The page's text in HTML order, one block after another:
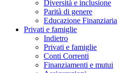
Diversità e inclusione
Parità di genere
Educazione Finanziaria
Privati e famiglie
Indietro
Privati e famiglie
Conti Correnti
Finanziamenti e mutui